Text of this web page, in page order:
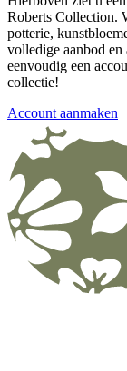
Roberts Collection.
potterie,
volledige aanbod
eenvoudig een
collectie!
Account aanmaken